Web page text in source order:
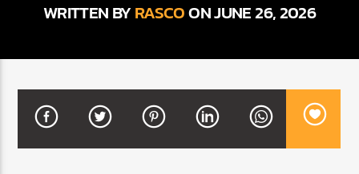
ARTIST
WRITTEN BYRASCOON JUNE 26, 2026